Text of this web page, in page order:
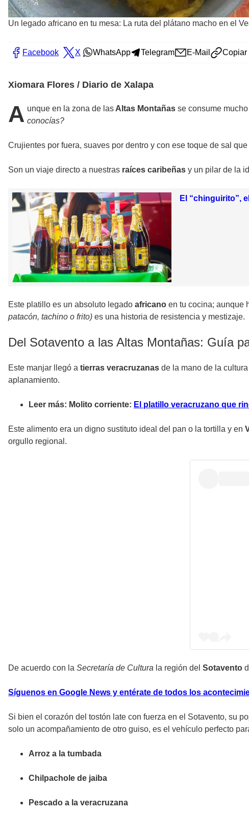
Un legado africano en tu mesa: La ruta del plátano macho en el
Facebook X WhatsApp Telegram E-Mail Copiar
Xiomara Flores / Diario de Xalapa
A unque en la zona de las Altas Montañas se consume
conocías?
Crujientes por fuera, suaves por dentro y con ese toque de sal
Son un viaje directo a nuestras raíces caribeñas y un pilar de la
El “chinguirito”,
Este platillo es un absoluto legado africano en tu cocina; aunque
patacón, tachino o frito) es una historia de resistencia y mestizaje.
Del Sotavento a las Altas Montañas: Guía
Este manjar llegó a tierras veracruzanas de la mano de la
aplanamiento.
Leer más: Molito corriente: El platillo veracruzano que
Este alimento era un digno sustituto ideal del pan o la tortilla y en
orgullo regional.
De acuerdo con la Secretaría de Cultura la región del Sotavento
Síguenos en Google News y entérate de todos los
Si bien el corazón del tostón late con fuerza en el Sotavento, su
solo un acompañamiento de otro guiso, es el vehículo perfecto
Arroz a la tumbada
Chilpachole de jaiba
Pescado a la veracruzana